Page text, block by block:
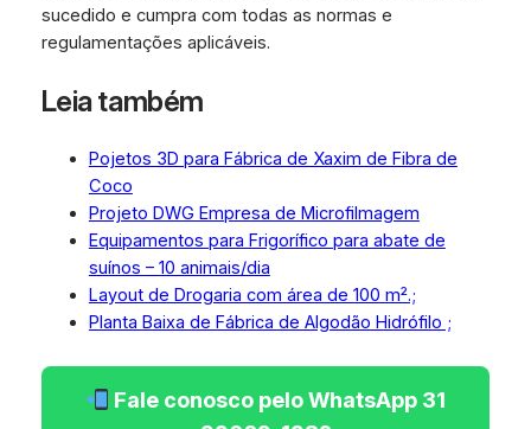
sucedido e cumpra com todas as normas e
regulamentações aplicáveis.
Leia também
Pojetos 3D para Fábrica de Xaxim de Fibra de
Coco
Projeto DWG Empresa de Microfilmagem
Equipamentos para Frigorífico para abate de
suínos – 10 animais/dia
Layout de Drogaria com área de 100 m².;
Planta Baixa de Fábrica de Algodão Hidrófilo ;
Fale conosco pelo WhatsApp 31